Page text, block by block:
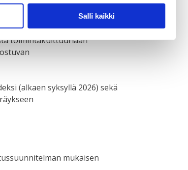
Salli kaikki
toimintakulttuuriaan
(alkaen syksyllä 2026) sekä
mukaisen